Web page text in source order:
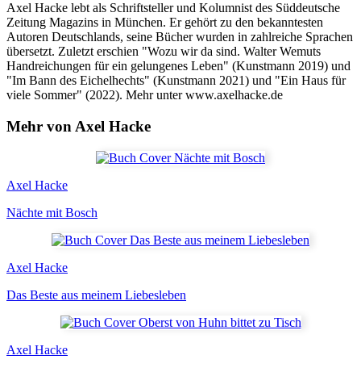
Axel Hacke lebt als Schriftsteller und Kolumnist des Süddeutsche
Zeitung Magazins in München. Er gehört zu den bekanntesten
Autoren Deutschlands, seine Bücher wurden in zahlreiche Sprachen
übersetzt. Zuletzt erschien "Wozu wir da sind. Walter Wemuts
Handreichungen für ein gelungenes Leben" (Kunstmann 2019) und
"Im Bann des Eichelhechts" (Kunstmann 2021) und "Ein Haus für
viele Sommer" (2022). Mehr unter www.axelhacke.de
Mehr von Axel Hacke
Axel Hacke
Nächte mit Bosch
Axel Hacke
Das Beste aus meinem Liebesleben
Axel Hacke